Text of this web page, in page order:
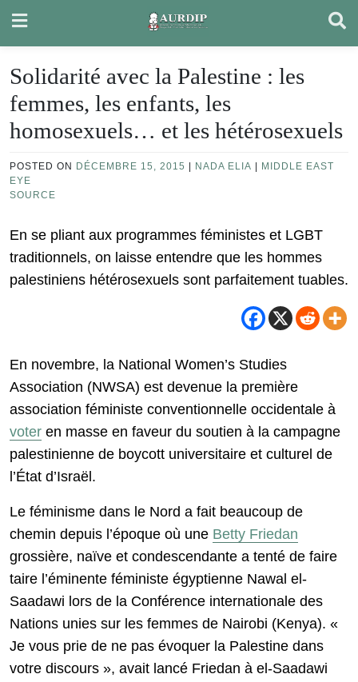
content
Solidarité avec la Palestine : les
femmes, les enfants, les
homosexuels… et les hétérosexuels
POSTED ON DÉCEMBRE 15, 2015 NADA ELIA
MIDDLE EAST
EYE
SOURCE
En se pliant aux programmes féministes et LGBT
traditionnels, on laisse entendre que les hommes
palestiniens hétérosexuels sont parfaitement tuables.
En novembre, la National Women’s Studies
Association (NWSA) est devenue la première
association féministe conventionnelle occidentale à
voter en masse en faveur du soutien à la campagne
palestinienne de boycott universitaire et culturel de
l’État d’Israël.
Le féminisme dans le Nord a fait beaucoup de
chemin depuis l’époque où une Betty Friedan
grossière, naïve et condescendante a tenté de faire
taire l’éminente féministe égyptienne Nawal el-
Saadawi lors de la Conférence internationale des
Nations unies sur les femmes de Nairobi (Kenya). «
Je vous prie de ne pas évoquer la Palestine dans
votre discours », avait lancé Friedan à el-Saadawi